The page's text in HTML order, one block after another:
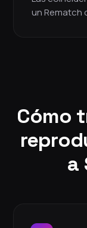
un Rematch
Cómo
a